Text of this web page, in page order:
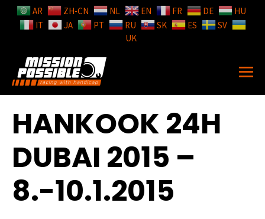
AR ZH-CN NL EN FR DE
HU
IT
JA PT RU SK ES
SV
UK
HANKOOK 24H
DUBAI 2015 –
8.-10.1.2015